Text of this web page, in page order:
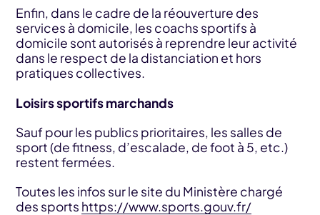
Enfin, dans le cadre de la réouverture des
services à domicile, les coachs sportifs à
domicile sont autorisés à reprendre leur activité
dans le respect de la distanciation et hors
pratiques collectives.
Loisirs sportifs marchands
Sauf pour les publics prioritaires, les salles de
sport (de fitness, d’escalade, de foot à 5, etc.)
restent fermées.
Toutes les infos sur le site du Ministère chargé
des sports https://www.sports.gouv.fr/